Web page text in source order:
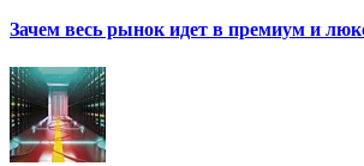
Зачем весь рынок идет в премиум и